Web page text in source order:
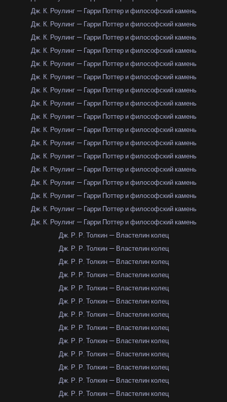
Дж. К. Роулинг — Гарри Поттер и философский камень
Дж. К. Роулинг — Гарри Поттер и философский камень
Дж. К. Роулинг — Гарри Поттер и философский камень
Дж. К. Роулинг — Гарри Поттер и философский камень
Дж. К. Роулинг — Гарри Поттер и философский камень
Дж. К. Роулинг — Гарри Поттер и философский камень
Дж. К. Роулинг — Гарри Поттер и философский камень
Дж. К. Роулинг — Гарри Поттер и философский камень
Дж. К. Роулинг — Гарри Поттер и философский камень
Дж. К. Роулинг — Гарри Поттер и философский камень
Дж. К. Роулинг — Гарри Поттер и философский камень
Дж. К. Роулинг — Гарри Поттер и философский камень
Дж. К. Роулинг — Гарри Поттер и философский камень
Дж. К. Роулинг — Гарри Поттер и философский камень
Дж. К. Роулинг — Гарри Поттер и философский камень
Дж. К. Роулинг — Гарри Поттер и философский камень
Дж. К. Роулинг — Гарри Поттер и философский камень
Дж. Р. Р. Толкин — Властелин колец
Дж. Р. Р. Толкин — Властелин колец
Дж. Р. Р. Толкин — Властелин колец
Дж. Р. Р. Толкин — Властелин колец
Дж. Р. Р. Толкин — Властелин колец
Дж. Р. Р. Толкин — Властелин колец
Дж. Р. Р. Толкин — Властелин колец
Дж. Р. Р. Толкин — Властелин колец
Дж. Р. Р. Толкин — Властелин колец
Дж. Р. Р. Толкин — Властелин колец
Дж. Р. Р. Толкин — Властелин колец
Дж. Р. Р. Толкин — Властелин колец
Дж. Р. Р. Толкин — Властелин колец